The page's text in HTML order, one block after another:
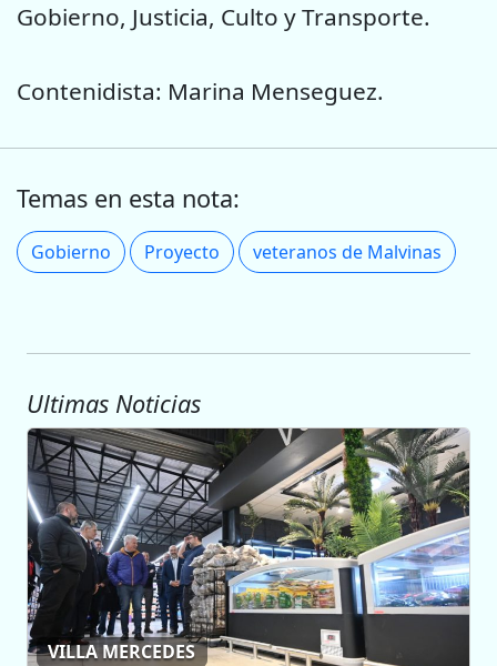
Gobierno, Justicia, Culto y Transporte.
Contenidista: Marina Menseguez.
Temas en esta nota:
Gobierno Proyecto veteranos de Malvinas
Ultimas Noticias
VILLA MERCEDES